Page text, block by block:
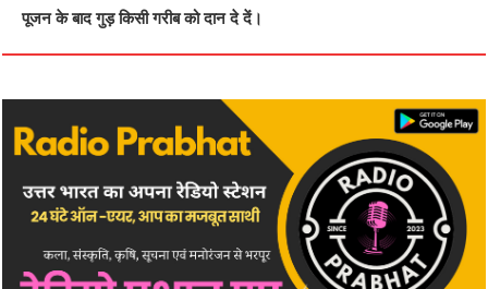
पूजन के बाद गुड़ किसी गरीब को दान दे दें।